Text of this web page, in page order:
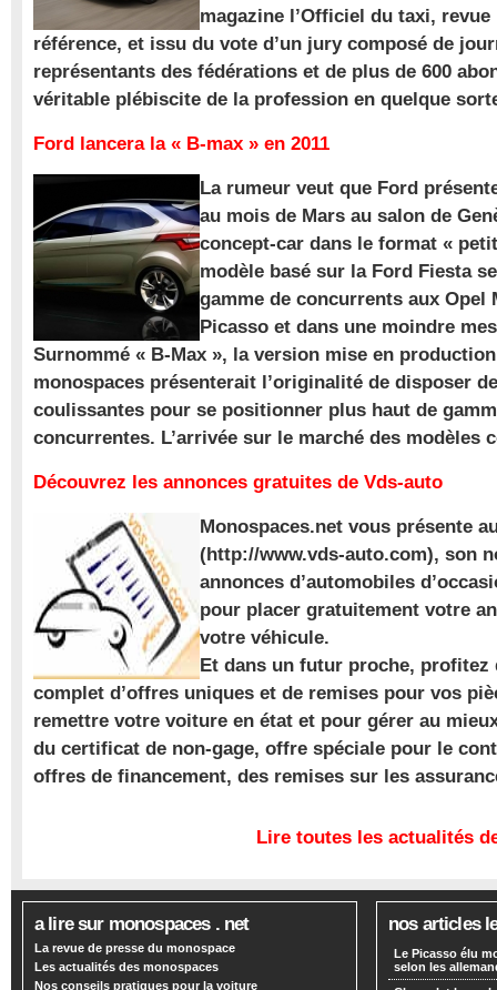
magazine l’Officiel du taxi,
référence, et issu du vote d’un jury composé de
représentants des fédérations et de plus de 600
véritable plébiscite de la profession en quelque
Ford lancera la « B-max » en 2011
La rumeur veut que Ford
au mois de Mars au salon de
concept-car dans le format «
modèle basé sur la Ford Fiesta
gamme de concurrents aux Opel
Picasso et dans une moindre
Surnommé « B-Max », la version mise en
monospaces présenterait l’originalité de disposer
coulissantes pour se positionner plus haut de
concurrentes. L’arrivée sur le marché des modèles
Découvrez les annonces gratuites de Vds-auto
Monospaces.net vous présente
(http://www.vds-auto.com), son
annonces d’automobiles
pour placer gratuitement votre
votre véhicule.
Et dans un futur proche, profitez
complet d’offres uniques et de remises pour vos
remettre votre voiture en état et pour gérer au
du certificat de non-gage, offre spéciale pour le
offres de financement, des remises sur les
Lire toutes les actualités
a lire sur monospaces . net
La revue de presse du monospace
Les actualités des monospaces
Nos conseils pratiques pour la voiture
nos articles
Le Picasso élu
selon les